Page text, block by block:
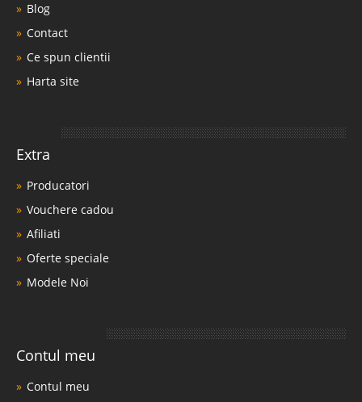
Blog
Contact
Ce spun clientii
Harta site
Extra
Producatori
Vouchere cadou
Afiliati
Oferte speciale
Modele Noi
Contul meu
Contul meu